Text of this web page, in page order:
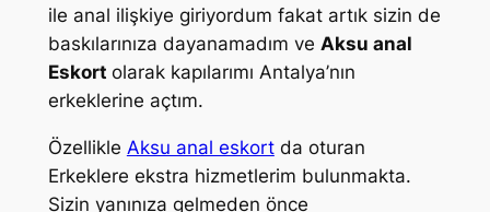
ile anal ilişkiye giriyordum fakat artık sizin de
baskılarınıza dayanamadım ve Aksu anal
Eskort olarak kapılarımı Antalya’nın
erkeklerine açtım.
Özellikle Aksu anal eskortda oturan
Erkeklere ekstra hizmetlerim bulunmakta.
Sizin yanınıza gelmeden önce